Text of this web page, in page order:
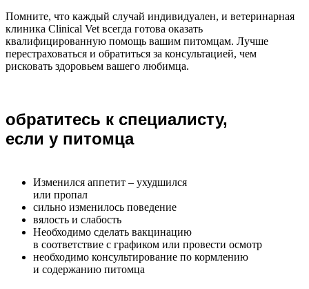
Помните, что каждый случай индивидуален, и ветеринарная
клиника Clinical Vet всегда готова оказать
квалифицированную помощь вашим питомцам. Лучше
перестраховаться и обратиться за консультацией, чем
рисковать здоровьем вашего любимца.
обратитесь к специалисту,
если у питомца
Изменился аппетит – ухудшился
или пропал
сильно изменилось поведение
вялость и слабость
Необходимо сделать вакцинацию
в соответствие с графиком или провести осмотр
необходимо консультирование по кормлению
и содержанию питомца